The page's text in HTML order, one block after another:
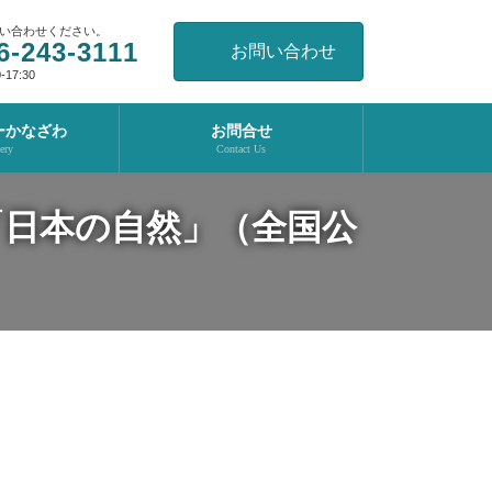
合わせください。
243-3111
17:30
お問い合わせ
かなざわ お問合せ
Contact Us
本の自然」（全国公